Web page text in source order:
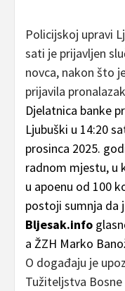
Policijskoj upravi
sati je prijavljen
novca, nakon što
prijavila
Djelatnica banke
Ljubuški u 14:20
prosinca 2025.
radnom mjestu, u
u apoenu od 100
postoji sumnja da
Bljesak.info
a ŽZH Marko
O događaju je
Tužiteljstva